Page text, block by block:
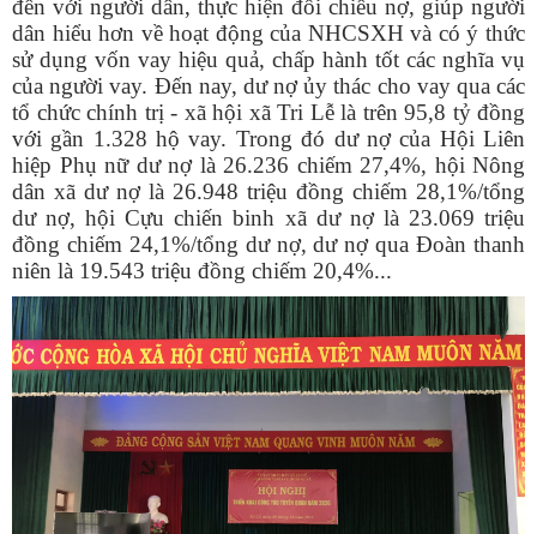
đến với người dân, thực hiện đối chiếu nợ, giúp người
dân hiểu hơn về hoạt động của NHCSXH và có ý thức
sử dụng vốn vay hiệu quả, chấp hành tốt các nghĩa vụ
của người vay. Đến nay, dư nợ ủy thác cho vay qua các
tổ chức chính trị - xã hội xã Tri Lễ là trên 95,8 tỷ đồng
với gần 1.328 hộ vay. Trong đó dư nợ của Hội Liên
hiệp Phụ nữ dư nợ là 26.236 chiếm 27,4%, hội Nông
dân xã dư nợ là 26.948 triệu đồng chiếm 28,1%/tổng
dư nợ, hội Cựu chiến binh xã dư nợ là 23.069 triệu
đồng chiếm 24,1%/tổng dư nợ, dư nợ qua Đoàn thanh
niên là 19.543 triệu đồng chiếm 20,4%...